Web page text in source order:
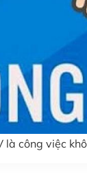
là công việc